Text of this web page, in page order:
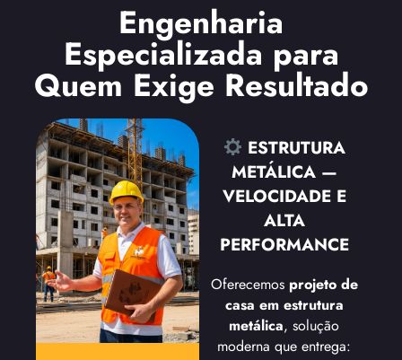
Engenharia
Especializada para
Quem Exige Resultado
ESTRUTURA
METÁLICA —
VELOCIDADE E
ALTA
PERFORMANCE
Oferecemos projeto de
casa em estrutura
metálica, solução
moderna que entrega: